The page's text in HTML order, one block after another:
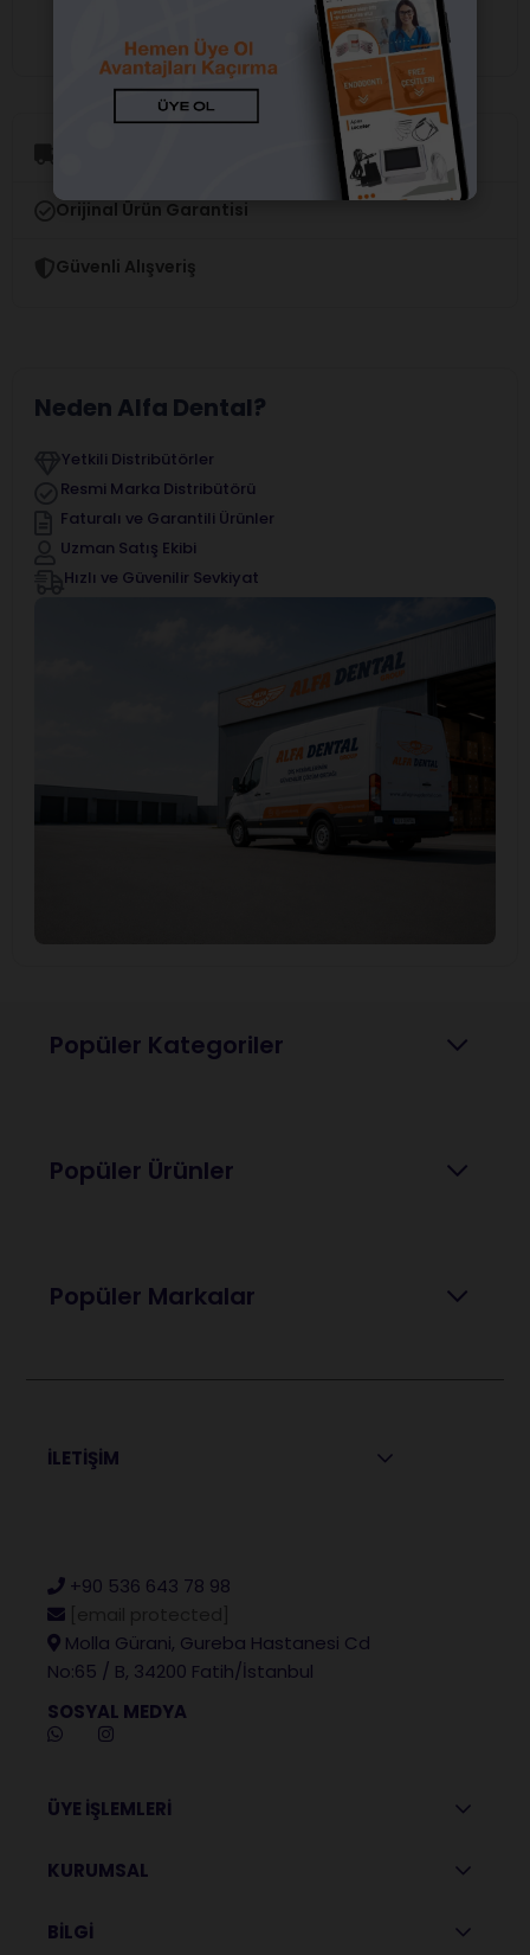
Orijinal Ürün Garantisi
Güvenli Alışveriş
Neden Alfa Dental?
Yetkili Distribütörler
Resmi Marka Distribütörü
Faturalı ve Garantili Ürünler
Uzman Satış Ekibi
Hızlı ve Güvenilir Sevkiyat
Popüler Kategoriler
Popüler Ürünler
Popüler Markalar
İLETİŞİM
+90 536 643 78 98
Molla Gürani, Gureba Hastanesi Cd
No:65 / B, 34200 Fatih/İstanbul
SOSYAL MEDYA
ÜYE İŞLEMLERİ
KURUMSAL
BİLGİ